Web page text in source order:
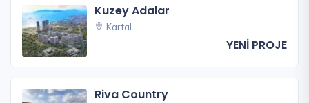
Kuzey Adalar
Kartal
YENİ PROJE
Riva Country